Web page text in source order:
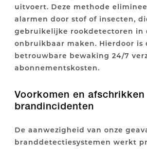
uitvoert. Deze methode
alarmen door stof of insecten,
gebruikelijke rookdetectoren in
onbruikbaar maken. Hierdoor is
betrouwbare bewaking 24/7
abonnementskosten.
Voorkomen en afschrikken
brandincidenten
De aanwezigheid van onze
branddetectiesystemen werkt